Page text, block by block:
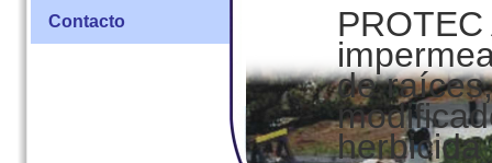
Contacto
de
herbicida